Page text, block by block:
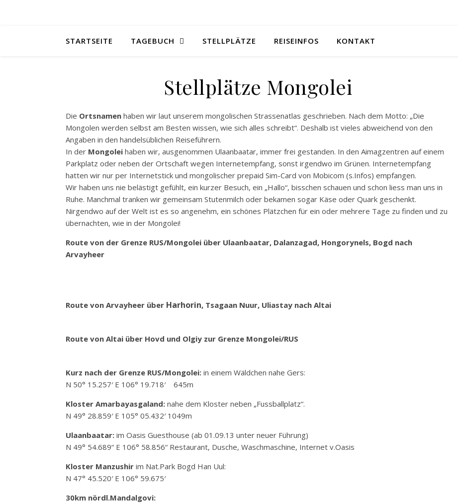
STARTSEITE TAGEBUCH STELLPLÄTZE REISEINFOS KONTAKT
Stellplätze Mongolei
Die Ortsnamen haben wir laut unserem mongolischen Strassenatlas geschrieben. Nach dem Motto: „Die
Mongolen werden selbst am Besten wissen, wie sich alles schreibt“. Deshalb ist vieles abweichend von den
Angaben in den handelsüblichen Reiseführern.
In der Mongolei haben wir, ausgenommen Ulaanbaatar, immer frei gestanden. In den Aimagzentren auf einem
Parkplatz oder neben der Ortschaft wegen Internetempfang, sonst irgendwo im Grünen. Internetempfang
hatten wir nur per Internetstick und mongolischer prepaid Sim-Card von Mobicom (s.Infos) empfangen.
Wir haben uns nie belästigt gefühlt, ein kurzer Besuch, ein „Hallo“, bisschen schauen und schon liess man uns in
Ruhe. Manchmal tranken wir gemeinsam Stutenmilch oder bekamen sogar Käse oder Quark geschenkt.
Nirgendwo auf der Welt ist es so angenehm, ein schönes Plätzchen für ein oder mehrere Tage zu finden und zu
übernachten, wie in der Mongolei!
Route von der Grenze RUS/Mongolei über Ulaanbaatar, Dalanzagad, Hongorynels, Bogd nach
Arvayheer
Route von Arvayheer über Harhorin, Tsagaan Nuur, Uliastay nach Altai
Route von Altai über Hovd und Olgiy zur Grenze Mongolei/RUS
Kurz nach der Grenze RUS/Mongolei: in einem Wäldchen nahe Gers:
N 50° 15.257′ E 106° 19.718′ 645m
Kloster Amarbayasgaland: nahe dem Kloster neben „Fussballplatz“.
N 49° 28.859′ E 105° 05.432′ 1049m
Ulaanbaatar: im Oasis Guesthouse (ab 01.09.13 unter neuer Führung)
N 49° 54.689“ E 106° 58.856“ Restaurant, Dusche, Waschmaschine, Internet v.Oasis
Kloster Manzushir im Nat.Park Bogd Han Uul:
N 47° 45.520′ E 106° 59.675′
30km nördl.Mandalgovi: